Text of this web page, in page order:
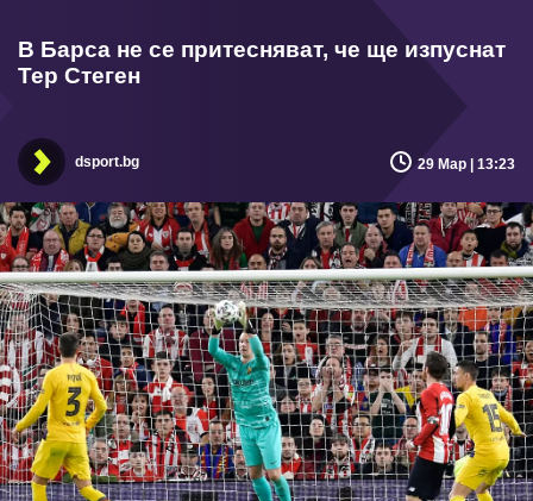
В Барса не се притесняват, че ще изпуснат
Тер Стеген
dsport.bg 29 Мар | 13:23